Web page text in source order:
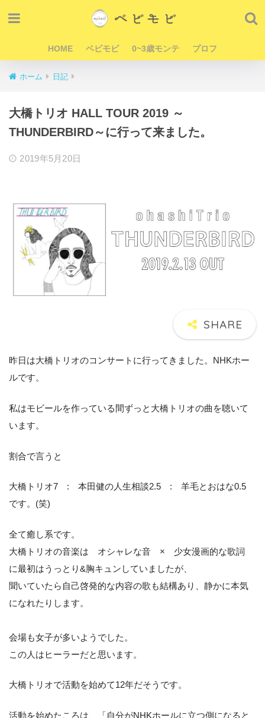
HOME ベビモビ 0~3歳モンテ プロフ
ホーム 日記
大橋トリオ HALL TOUR 2019 ～
THUNDERBIRD～に行って来ました。
2019年5月20日
昨日は大橋トリオのコンサートに行ってきました。NHKホー
ルです。
私はモビールを作っている間ずっと大橋トリオの曲を聴いて
います。
割合で言うと
大橋トリオ7 : 本田健の人生相談2.5 : 羊毛とおはな0.5
です。(笑)
全て癒し系です。
大橋トリオの音楽は オシャレな音 × 少女漫画的な歌詞
に最初はうっとり&胸キュンしていましたが、
聞いていたら自己啓発的な内容の歌も結構あり、静かに本気
になれたりします。
会場も女子が多いようでした。
この人はヒーラーだと思います。
大橋トリオで活動を始めて12年だそうです。
活動を始めたころは、「自分がNHKホールに立つ側になると